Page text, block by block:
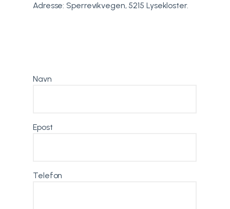
Adresse: Sperrevikvegen, 5215 Lysekloster.
Navn
Epost
Telefon